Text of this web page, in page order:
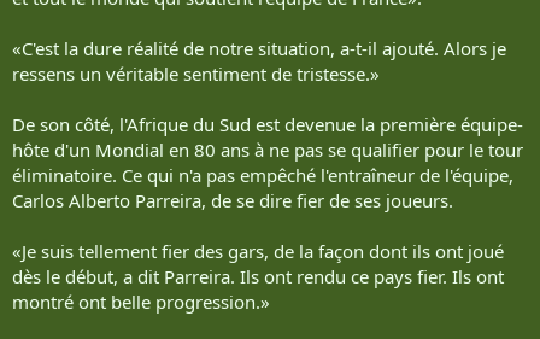
«C'est la dure réalité de notre situation, a-t-il ajouté. Alors je
ressens un véritable sentiment de tristesse.»
De son côté, l'Afrique du Sud est devenue la première équipe-
hôte d'un Mondial en 80 ans à ne pas se qualifier pour le tour
éliminatoire. Ce qui n'a pas empêché l'entraîneur de l'équipe,
Carlos Alberto Parreira, de se dire fier de ses joueurs.
«Je suis tellement fier des gars, de la façon dont ils ont joué
dès le début, a dit Parreira. Ils ont rendu ce pays fier. Ils ont
montré ont belle progression.»